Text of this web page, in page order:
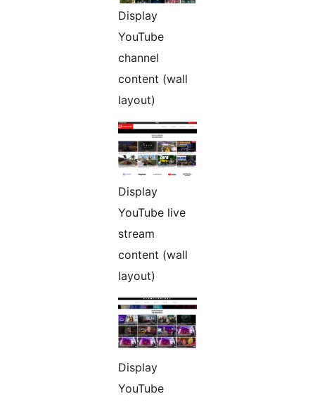
Display
YouTube
channel
content (wall
layout)
Display
YouTube live
stream
content (wall
layout)
Display
YouTube